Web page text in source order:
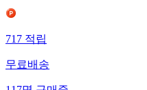
717적립
무료배송